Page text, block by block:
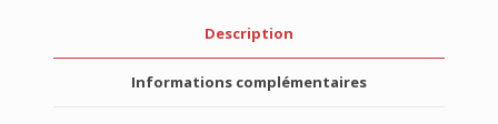
Description
Informations complémentaires